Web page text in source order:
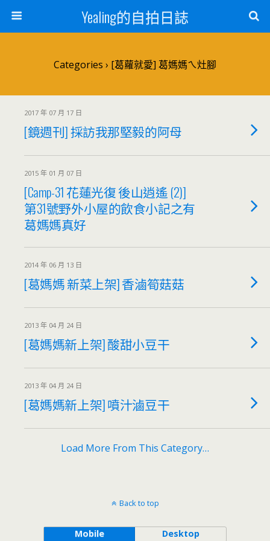
Yealing的自拍日誌
Categories › [葛蘿就愛] 葛媽媽ㄟ灶腳
2017 年 07 月 17 日
[鏡週刊] 採訪我那堅毅的阿母
2015 年 01 月 07 日
[Camp-31 花蓮光復 後山逍遙 (2)]
第31號野外小屋的飲食小記之有
葛媽媽真好
2014 年 06 月 13 日
[葛媽媽 新菜上架] 香滷筍菇菇
2013 年 04 月 24 日
[葛媽媽新上架] 酸甜小豆干
2013 年 04 月 24 日
[葛媽媽新上架] 噴汁滷豆干
Load More From This Category…
Back to top
Mobile Desktop